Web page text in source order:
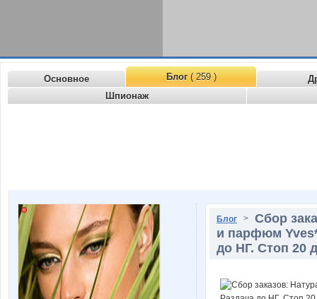
Основное Блог( 259 )
Шпионаж
Блог > Сбор
и парфюм
до НГ. Стоп 20